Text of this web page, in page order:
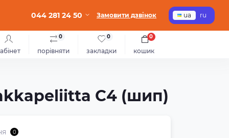
044 281 24 50 Замовити дзвінок ua ru
порівняти
0
закладки
0
кошик
0
C4 (шип)
0